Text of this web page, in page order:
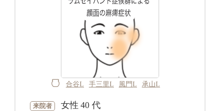
合谷L 手三里L 風門L 承山L
来院者 女性 40 代